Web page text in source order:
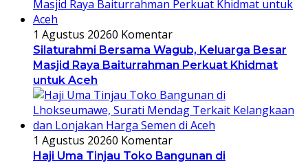
1 Agustus 20260 Komentar
Silaturahmi Bersama Wagub, Keluarga Besar
Masjid Raya Baiturrahman Perkuat Khidmat
untuk Aceh
1 Agustus 20260 Komentar
Haji Uma Tinjau Toko Bangunan di